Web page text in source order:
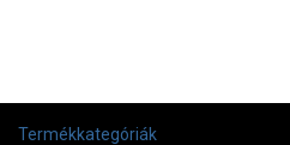
Termékkategóriák